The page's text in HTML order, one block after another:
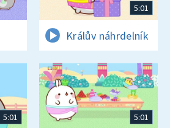
5:01
Králův náhrdelník
5:01 5:01